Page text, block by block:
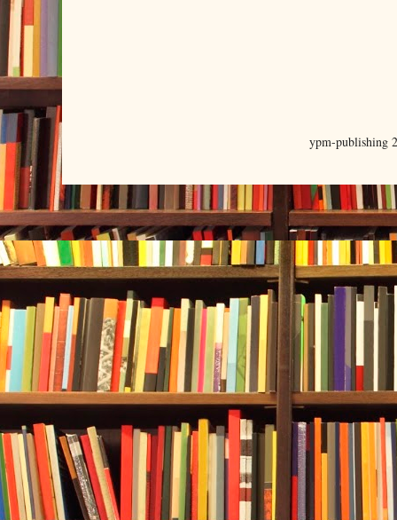
ypm-publishing